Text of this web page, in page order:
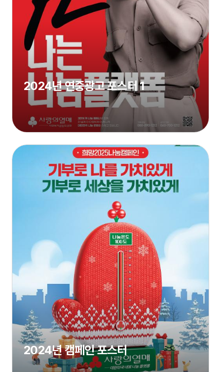
2024년 연중광고 포스터 1
2024년 캠페인 포스터